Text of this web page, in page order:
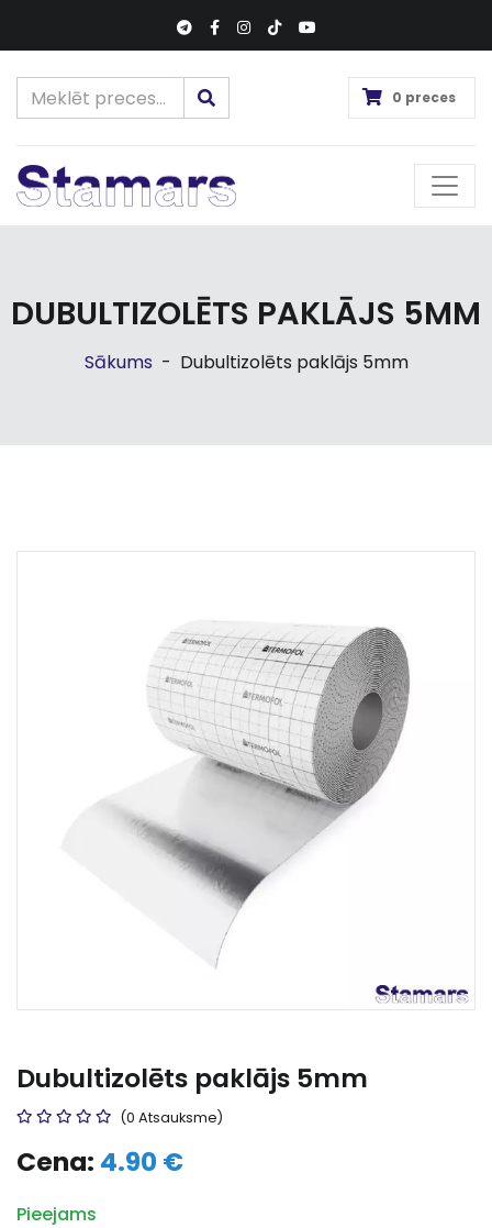
0 preces
DUBULTIZOLĒTS PAKLĀJS 5MM
Sākums - Dubultizolēts paklājs 5mm
Dubultizolēts paklājs 5mm
(0 Atsauksme)
Cena: 4.90 €
Pieejams